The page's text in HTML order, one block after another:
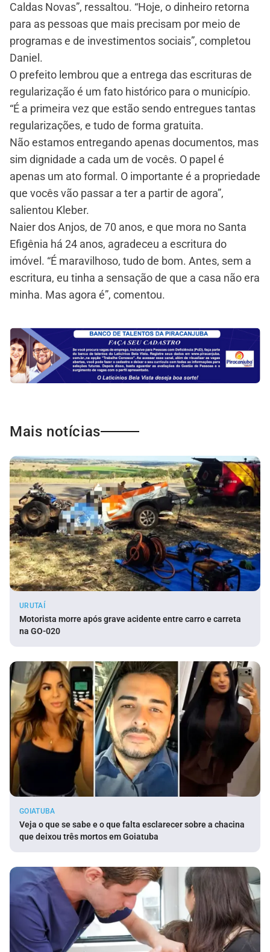
Caldas Novas”, ressaltou. “Hoje, o dinheiro retorna
para as pessoas que mais precisam por meio de
programas e de investimentos sociais”, completou
Daniel.
O prefeito lembrou que a entrega das escrituras de
regularização é um fato histórico para o município.
“É a primeira vez que estão sendo entregues tantas
regularizações, e tudo de forma gratuita.
Não estamos entregando apenas documentos, mas
sim dignidade a cada um de vocês. O papel é
apenas um ato formal. O importante é a propriedade
que vocês vão passar a ter a partir de agora”,
salientou Kleber.
Naier dos Anjos, de 70 anos, e que mora no Santa
Efigênia há 24 anos, agradeceu a escritura do
imóvel. “É maravilhoso, tudo de bom. Antes, sem a
escritura, eu tinha a sensação de que a casa não era
minha. Mas agora é”, comentou.
Mais notícias
URUTAÍ
Motorista morre após grave acidente entre carro e carreta
na GO-020
GOIATUBA
Veja o que se sabe e o que falta esclarecer sobre a chacina
que deixou três mortos em Goiatuba